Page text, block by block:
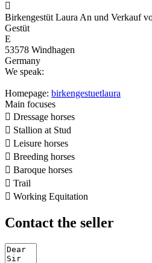

Birkengestüt Laura An und Verkauf
Gestüt
E
53578 Windhagen
Germany
We speak:
Homepage: birkengestuetlaura
Main focuses
 Dressage horses
 Stallion at Stud
 Leisure horses
 Breeding horses
 Baroque horses
 Trail
 Working Equitation
Contact the seller